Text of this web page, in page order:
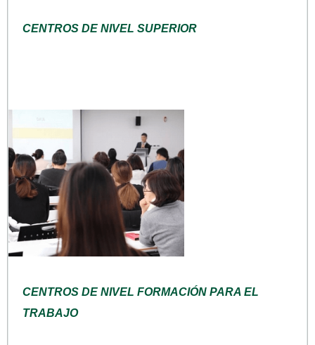
CENTROS DE NIVEL SUPERIOR
CENTROS DE NIVEL FORMACIÓN PARA EL
TRABAJO